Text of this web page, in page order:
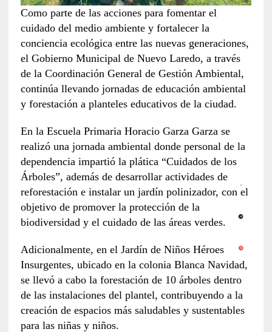
Como parte de las acciones para fomentar el
cuidado del medio ambiente y fortalecer la
conciencia ecológica entre las nuevas generaciones,
el Gobierno Municipal de Nuevo Laredo, a través
de la Coordinación General de Gestión Ambiental,
continúa llevando jornadas de educación ambiental
y forestación a planteles educativos de la ciudad.
En la Escuela Primaria Horacio Garza Garza se
realizó una jornada ambiental donde personal de la
dependencia impartió la plática “Cuidados de los
Árboles”, además de desarrollar actividades de
reforestación e instalar un jardín polinizador, con el
objetivo de promover la protección de la
biodiversidad y el cuidado de las áreas verdes.
Adicionalmente, en el Jardín de Niños Héroes
Insurgentes, ubicado en la colonia Blanca Navidad,
se llevó a cabo la forestación de 10 árboles dentro
de las instalaciones del plantel, contribuyendo a la
creación de espacios más saludables y sustentables
para las niñas y niños.